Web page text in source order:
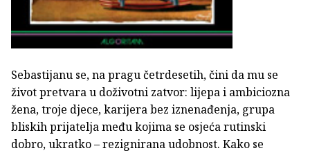
Sebastijanu se, na pragu četrdesetih, čini da mu se
život pretvara u doživotni zatvor: lijepa i ambiciozna
žena, troje djece, karijera bez iznenađenja, grupa
bliskih prijatelja među kojima se osjeća rutinski
dobro, ukratko – rezignirana udobnost. Kako se